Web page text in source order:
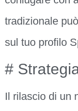
tradizionale
sul tuo profilo
#
Il rilascio di un